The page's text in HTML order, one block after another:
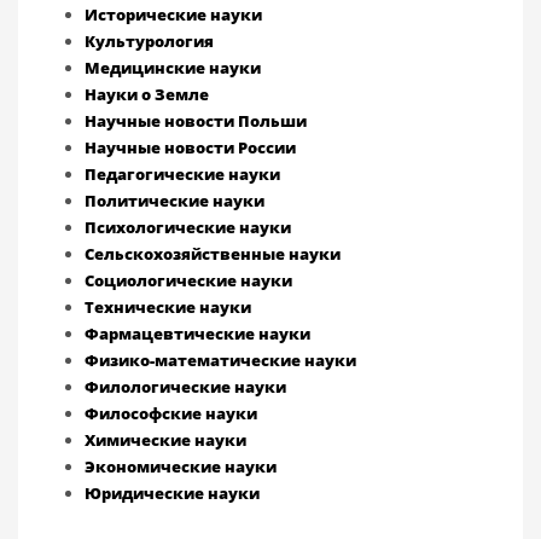
Исторические науки
Культурология
Медицинские науки
Науки о Земле
Научные новости Польши
Научные новости России
Педагогические науки
Политические науки
Психологические науки
Сельскохозяйственные науки
Социологические науки
Технические науки
Фармацевтические науки
Физико-математические науки
Филологические науки
Философские науки
Химические науки
Экономические науки
Юридические науки